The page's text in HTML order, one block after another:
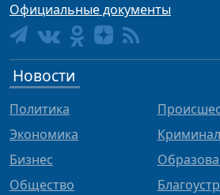
Официальные документы
Новости
Политика
Экономика
Бизнес
Общество
Криминал